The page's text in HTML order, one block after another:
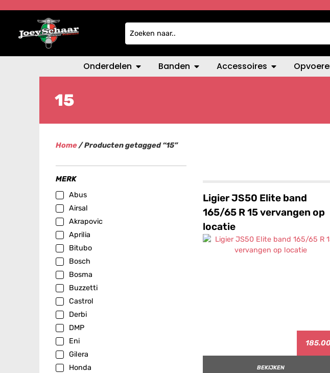
Onderdelen Banden Accessoires
15
Home/ Producten getagged “15”
MERK
Abus
Airsal
Akrapovic
Aprilia
Bitubo
Bosch
Bosma
Buzzetti
Castrol
Derbi
DMP
Eni
Gilera
Honda
Ligier JS50 Elite band
165/65 R 15 vervangen op
locatie
BEKIJKEN